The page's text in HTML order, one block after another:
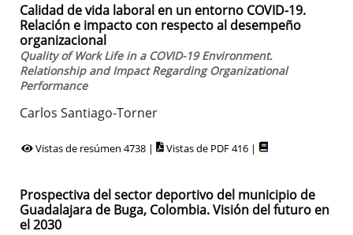
Calidad de vida laboral en un entorno COVID-19.
Relación e impacto con respecto al desempeño
organizacional
Quality of Work Life in a COVID-19 Environment.
Relationship and Impact Regarding Organizational
Performance
Carlos Santiago-Torner
Vistas de resúmen 4738 | Vistas de PDF 416 |
Prospectiva del sector deportivo del municipio de
Guadalajara de Buga, Colombia. Visión del futuro en
el 2030